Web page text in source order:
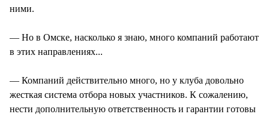
ними.
— Но в Омске, насколько я знаю, много компаний работают
в этих направлениях...
— Компаний действительно много, но у клуба довольно
жесткая система отбора новых участников. К сожалению,
нести дополнительную ответственность и гарантии готовы